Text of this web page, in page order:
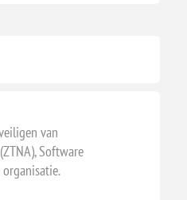
van
Software
organisatie.